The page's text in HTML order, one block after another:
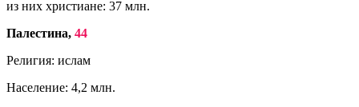
из них христиане: 37 млн.
Палестина, 44
Религия: ислам
Население: 4,2 млн.